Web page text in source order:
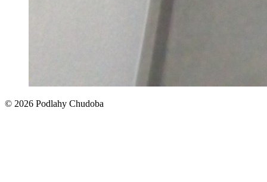
© 2026 Podlahy Chudoba